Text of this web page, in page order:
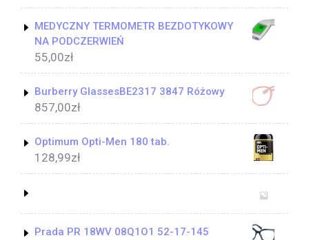
MEDYCZNY TERMOMETR BEZDOTYKOWY
NA PODCZERWIEŃ
55,00zł
Burberry GlassesBE2317 3847 Różowy
857,00zł
Optimum Opti-Men 180 tab.
128,99zł
Prada PR 18WV 08Q1O1 52-17-145